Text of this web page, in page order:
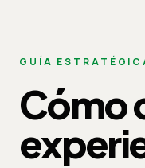
GUÍA
Cómo